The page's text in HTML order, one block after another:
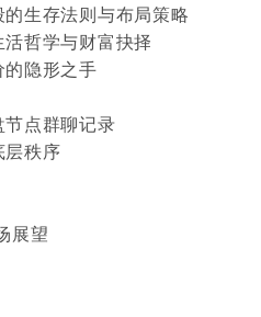
生存法则与布局策略
哲学与财富抉择
隐形之手
点群聊记录
层秩序
展望